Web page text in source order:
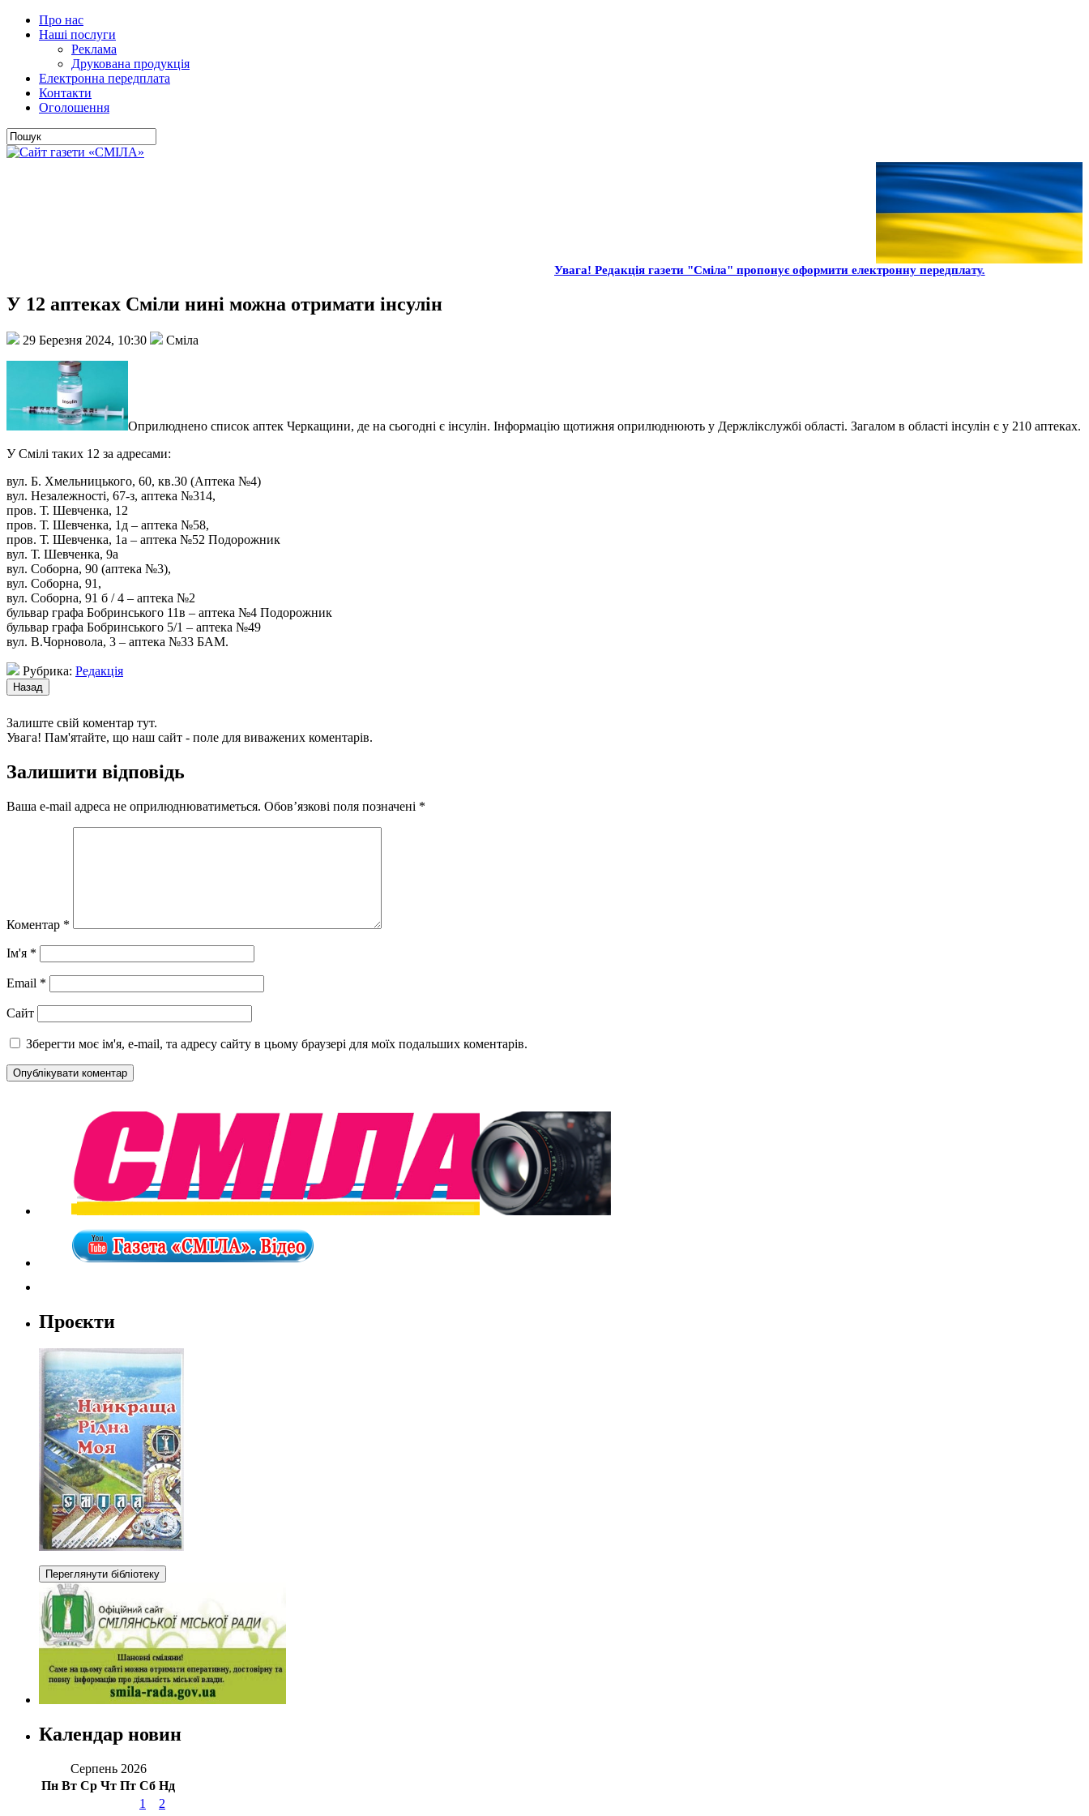
Про нас
Наші послуги
Реклама
Друкована продукція
Електронна передплата
Контакти
Оголошення
Увага! Редакція газети "Сміла" пропонує оформити електронну передплату.
У 12 аптеках Сміли нині можна отримати інсулін
29 Березня 2024, 10:30 Сміла
Оприлюднено список аптек Черкащини, де на сьогодні є інсулін. Інформацію щотижня оприлюднюють у Держлікслужбі області. Загалом в області інсулін є у 210 аптеках.
У Смілі таких 12 за адресами:
вул. Б. Хмельницького, 60, кв.30 (Аптека №4)
вул. Незалежності, 67-з, аптека №314,
пров. Т. Шевченка, 12
пров. Т. Шевченка, 1д – аптека №58,
пров. Т. Шевченка, 1а – аптека №52 Подорожник
вул. Т. Шевченка, 9а
вул. Соборна, 90 (аптека №3),
вул. Соборна, 91,
вул. Соборна, 91 б / 4 – аптека №2
бульвар графа Бобринського 11в – аптека №4 Подорожник
бульвар графа Бобринського 5/1 – аптека №49
вул. В.Чорновола, 3 – аптека №33 БАМ.
Рубрика: Редакція
Залиште свій коментар тут.
Увага! Пам'ятайте, що наш сайт - поле для виважених коментарів.
Залишити відповідь
Ваша e-mail адреса не оприлюднюватиметься. Обов’язкові поля позначені *
Коментар *
Ім'я *
Email *
Сайт
Зберегти моє ім'я, e-mail, та адресу сайту в цьому браузері для моїх подальших коментарів.
Проєкти
Календар новин
Серпень 2026
Пн Вт Ср Чт Пт Сб Нд
1
2